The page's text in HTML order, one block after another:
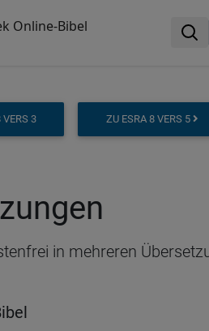
Online-Bibel
VERS 3 ZU ESRA 8 VERS 5
in mehreren